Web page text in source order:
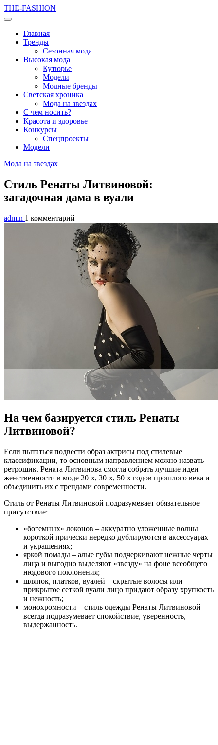
THE-FASHION
Главная
Тренды
Сезонная мода
Высокая мода
Кутюрье
Модели
Модные бренды
Светская хроника
Мода на звездах
С чем носить?
Красота и здоровье
Конкурсы
Спецпроекты
Модели
Мода на звездах
Стиль Ренаты Литвиновой:
загадочная дама в вуали
admin 1 комментарий
На чем базируется стиль Ренаты
Литвиновой?
Если пытаться подвести образ актрисы под стилевые
классификации, то основным направлением можно назвать
ретрошик. Рената Литвинова смогла собрать лучшие идеи
женственности в моде 20-х, 30-х, 50-х годов прошлого века и
объединить их с трендами современности.
Стиль от Ренаты Литвиновой подразумевает обязательное
присутствие:
«богемных» локонов – аккуратно уложенные волны
короткой прически нередко дублируются в аксессуарах
и украшениях;
яркой помады – алые губы подчеркивают нежные черты
лица и выгодно выделяют «звезду» на фоне всеобщего
нюдового поклонения;
шляпок, платков, вуалей – скрытые волосы или
прикрытое сеткой вуали лицо придают образу хрупкость
и нежность;
монохромности – стиль одежды Ренаты Литвиновой
всегда подразумевает спокойствие, уверенность,
выдержанность.